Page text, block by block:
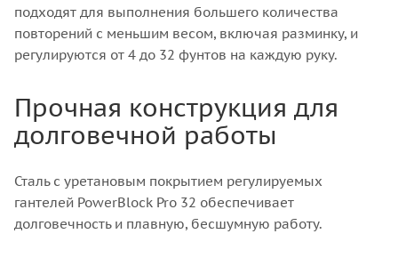
подходят для выполнения большего количества
повторений с меньшим весом, включая разминку, и
регулируются от 4 до 32 фунтов на каждую руку.
Прочная конструкция для
долговечной работы
Сталь с уретановым покрытием регулируемых
гантелей PowerBlock Pro 32 обеспечивает
долговечность и плавную, бесшумную работу.